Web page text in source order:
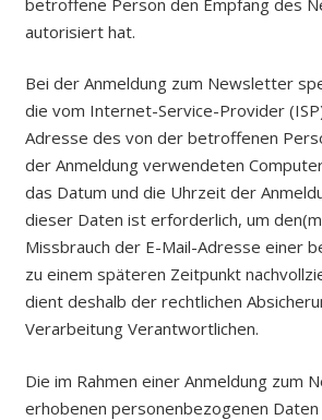
autorisiert hat.
Bei der Anmeldung zum Newsletter
die vom Internet-Service-Provider
Adresse des von der betroffenen
der Anmeldung verwendeten
das Datum und die Uhrzeit der
dieser Daten ist erforderlich, um
Missbrauch der E-Mail-Adresse einer
zu einem späteren Zeitpunkt
dient deshalb der rechtlichen
Verarbeitung Verantwortlichen.
Die im Rahmen einer Anmeldung zum
erhobenen personenbezogenen